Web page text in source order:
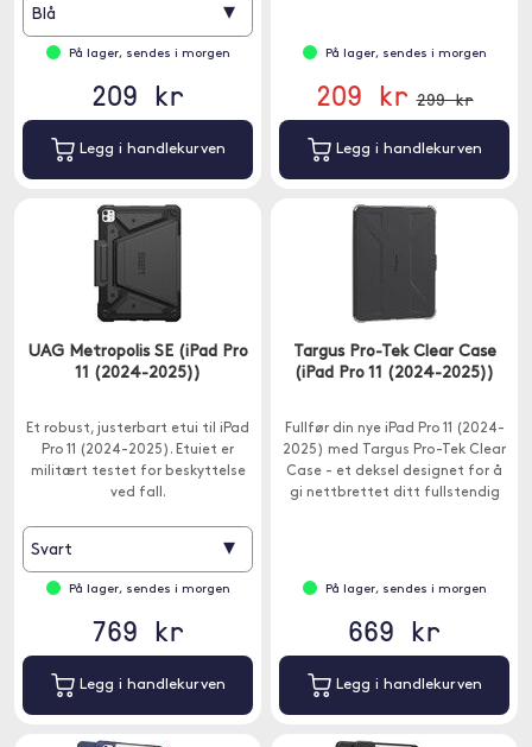
Blå ▾
På lager, sendes i morgen
209 kr
Legg i handlekurven
På lager, sendes i morgen
209 kr 299 kr
Legg i handlekurven
UAG Metropolis SE (iPad Pro
11 (2024-2025))
Et robust, justerbart etui til iPad
Pro 11 (2024-2025). Etuiet er
militært testet for beskyttelse
ved fall.
Svart ▾
På lager, sendes i morgen
769 kr
Legg i handlekurven
Targus Pro-Tek Clear Case
(iPad Pro 11 (2024-2025))
Fullfør din nye iPad Pro 11 (2024-
2025) med Targus Pro-Tek Clear
Case - et deksel designet for å
gi nettbrettet ditt fullstendig
På lager, sendes i morgen
669 kr
Legg i handlekurven